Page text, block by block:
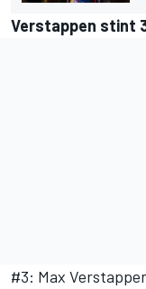
Verstappen stint
#3: Max